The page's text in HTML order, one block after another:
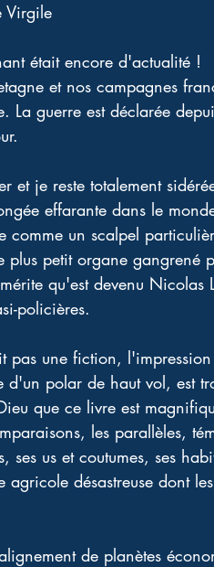
Virgile
était encore d'actualité !
et nos campagnes
La guerre est déclarée
et je reste totalement
effarante dans le
comme un scalpel
plus petit organe
qu'est devenu Nicolas
policières.
pas une fiction,
d'un polar de haut vol, est
que ce livre est
les parallèles,
ses us et coutumes, ses
désastreuse dont
de planètes